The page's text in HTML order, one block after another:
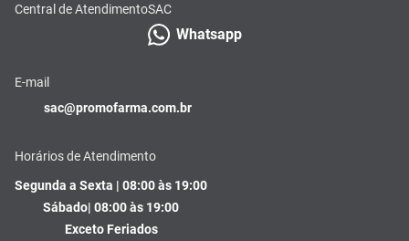
Central de AtendimentoSAC
Whatsapp
E-mail
sac@promofarma.com.br
Horários de Atendimento
Segunda a Sexta | 08:00 às 19:00
Sábado| 08:00 às 19:00
Exceto Feriados